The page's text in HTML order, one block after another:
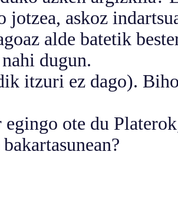
jotzea, askoz
alde batetik
dugun.
ez dago).
ote du Platerok,